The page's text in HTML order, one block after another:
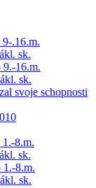
.16.m.
sk.
16.m.
sk.
svoje schopnosti
1.-8.m.
sk.
8.m.
sk.